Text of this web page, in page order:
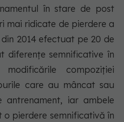
în stare de post
mai ridicate de pierdere a
2014 efectuat pe 20 de
diferențe semnificative în
compoziției
care au mâncat sau
iar ambele
pierdere semnificativă în